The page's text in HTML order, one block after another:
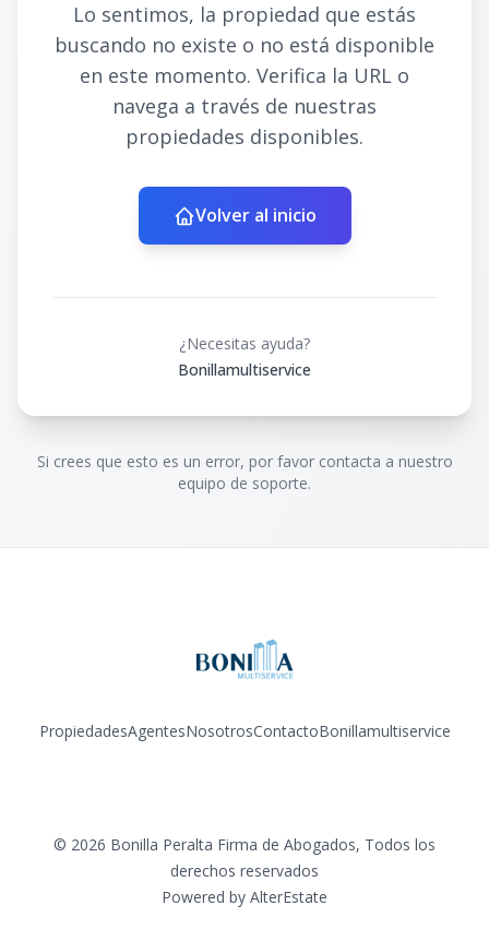
Lo sentimos, la propiedad que estás
buscando no existe o no está disponible
en este momento. Verifica la URL o
navega a través de nuestras
propiedades disponibles.
Volver al inicio
¿Necesitas ayuda?
Bonillamultiservice
Si crees que esto es un error, por favor contacta a nuestro
equipo de soporte.
PropiedadesAgentesNosotrosContactoBonillamultiservice
© 2026 Bonilla Peralta Firma de Abogados, Todos los
derechos reservados
Powered by AlterEstate